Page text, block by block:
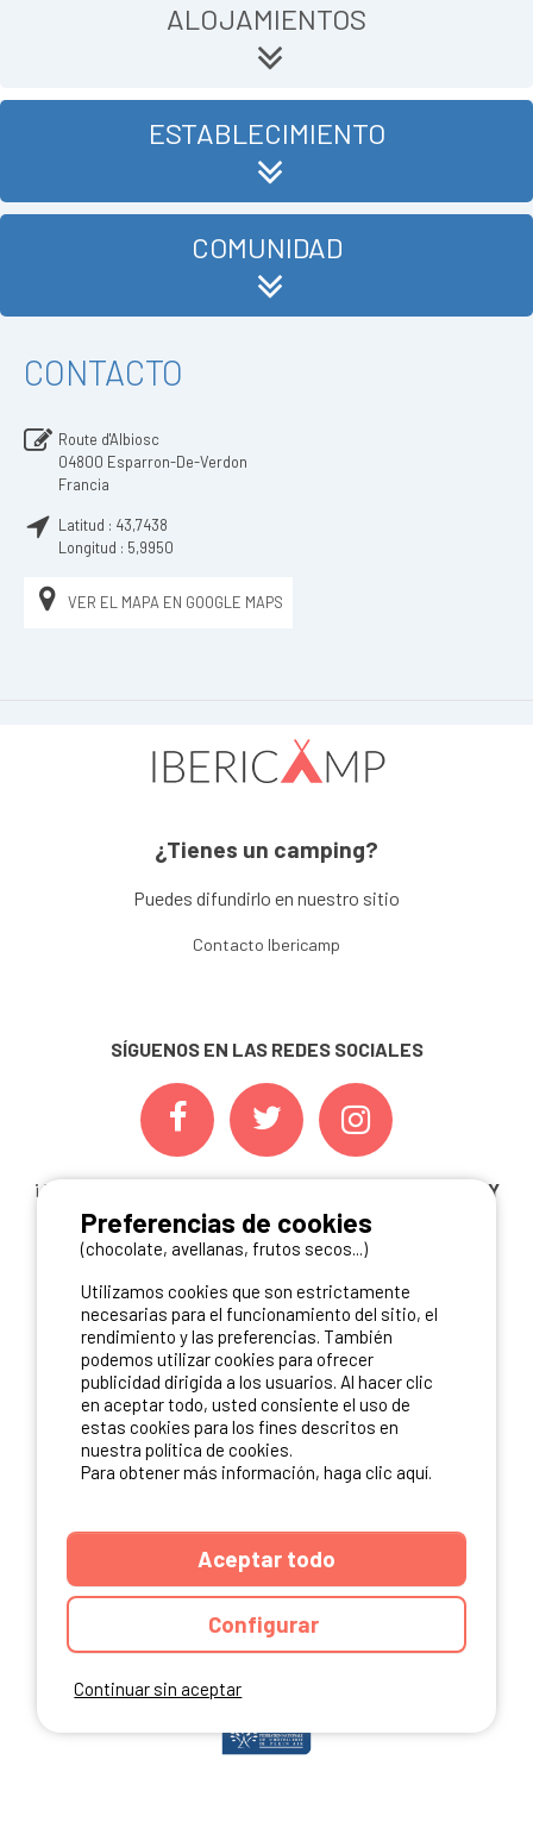
ALOJAMIENTOS
ESTABLECIMIENTO
COMUNIDAD
CONTACTO
Route d'Albiosc
04800 Esparron-De-Verdon
Francia
Latitud : 43,7438
Longitud : 5,9950
VER EL MAPA EN GOOGLE MAPS
¿Tienes un camping?
Puedes difundirlo en nuestro sitio
Contacto Ibericamp
SÍGUENOS EN LAS REDES SOCIALES
¡ Y NO TE PIERDAS NUESTRAS
OFERTAS, CONCURSOS Y
NOVEDADESINSCRIBIÉNDOTE A NUESTRA
NEWSLETTER!
ME INSCRIBO
NUESTROS PARTNERS
Continuar sin aceptar
Preferencias de cookies
(chocolate, avellanas, frutos secos...)
Utilizamos cookies que son estrictamente
necesarias para el funcionamiento del sitio, el
rendimiento y las preferencias. También
podemos utilizar cookies para ofrecer
publicidad dirigida a los usuarios. Al hacer clic
en aceptar todo, usted consiente el uso de
estas cookies para los fines descritos en
nuestra política de cookies.
Para obtener más información, haga clic aquí.
Aceptar todo
Configurar